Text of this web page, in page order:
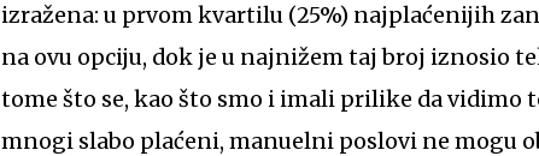
izražena: u prvom kvartilu (25%) najplaćenijih
na ovu opciju, dok je u najnižem taj broj iznosio
tome što se, kao što smo i imali prilike da
mnogi slabo plaćeni, manuelni poslovi ne mogu